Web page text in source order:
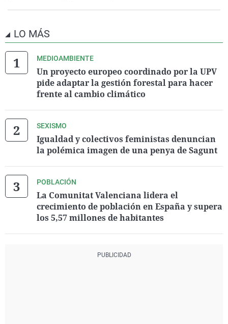
LO MÁS
MEDIOAMBIENTE
Un proyecto europeo coordinado por la UPV
pide adaptar la gestión forestal para hacer
frente al cambio climático
SEXISMO
Igualdad y colectivos feministas denuncian
la polémica imagen de una penya de Sagunt
POBLACIÓN
La Comunitat Valenciana lidera el
crecimiento de población en España y supera
los 5,57 millones de habitantes